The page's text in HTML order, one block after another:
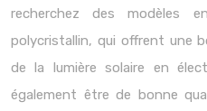
recherchez des modèles
polycristallin, qui offrent une
de la lumière solaire en
également être de bonne